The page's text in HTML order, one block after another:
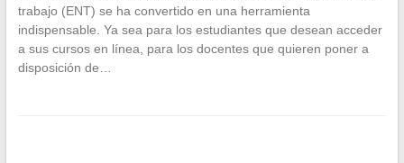
trabajo (ENT) se ha convertido en una herramienta
indispensable. Ya sea para los estudiantes que desean acceder
a sus cursos en línea, para los docentes que quieren poner a
disposición de…